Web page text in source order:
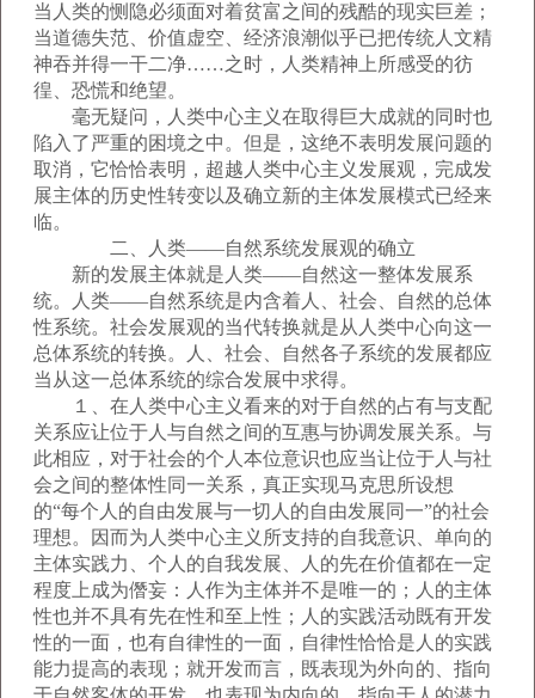
当人类的恻隐必须面对着贫富之间的残酷的现实巨差；
当道德失范、价值虚空、经济浪潮似乎已把传统人文精
神吞并得一干二净……之时，人类精神上所感受的彷
徨、恐慌和绝望。
毫无疑问，人类中心主义在取得巨大成就的同时也
陷入了严重的困境之中。但是，这绝不表明发展问题的
取消，它恰恰表明，超越人类中心主义发展观，完成发
展主体的历史性转变以及确立新的主体发展模式已经来
临。
二、人类——自然系统发展观的确立
新的发展主体就是人类——自然这一整体发展系
统。人类——自然系统是内含着人、社会、自然的总体
性系统。社会发展观的当代转换就是从人类中心向这一
总体系统的转换。人、社会、自然各子系统的发展都应
当从这一总体系统的综合发展中求得。
１、在人类中心主义看来的对于自然的占有与支配
关系应让位于人与自然之间的互惠与协调发展关系。与
此相应，对于社会的个人本位意识也应当让位于人与社
会之间的整体性同一关系，真正实现马克思所设想
的“每个人的自由发展与一切人的自由发展同一”的社会
理想。因而为人类中心主义所支持的自我意识、单向的
主体实践力、个人的自我发展、人的先在价值都在一定
程度上成为僭妄：人作为主体并不是唯一的；人的主体
性也并不具有先在性和至上性；人的实践活动既有开发
性的一面，也有自律性的一面，自律性恰恰是人的实践
能力提高的表现；就开发而言，既表现为外向的、指向